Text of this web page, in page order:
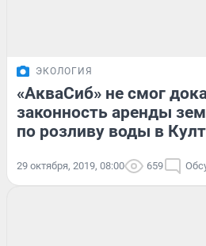
ЭКОЛОГИЯ
«АкваСиб» не смог
законность аренды
по розливу воды в
29 октября, 2019, 08:00 659